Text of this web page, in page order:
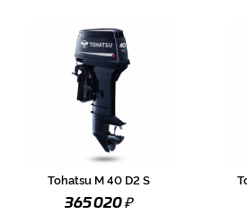
Tohatsu M 40 D2 S
365 020₽